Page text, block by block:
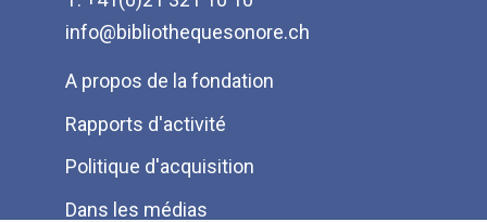
info@bibliothequesonore.ch
Menu
Pied
de
page
A propos de la fondation
Rapports d'activité
Politique d'acquisition
Dans les médias